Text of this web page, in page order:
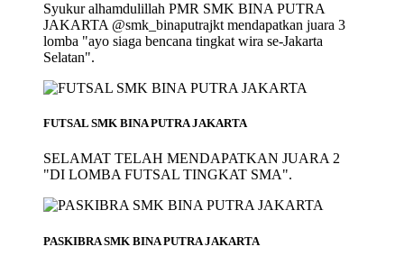
Syukur alhamdulillah PMR SMK BINA PUTRA
JAKARTA @smk_binaputrajkt mendapatkan juara 3
lomba "ayo siaga bencana tingkat wira se-Jakarta
Selatan".
FUTSAL SMK BINA PUTRA JAKARTA
SELAMAT TELAH MENDAPATKAN JUARA 2
"DI LOMBA FUTSAL TINGKAT SMA".
PASKIBRA SMK BINA PUTRA JAKARTA